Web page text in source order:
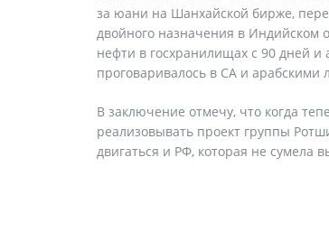
за юани на Шанхайской бирже,
двойного назначения в Индийском
нефти в госхранилищах с 90 дней
проговаривалось в СА и арабскими
В заключение отмечу, что когда
реализовывать проект группы
двигаться и РФ, которая не сумела